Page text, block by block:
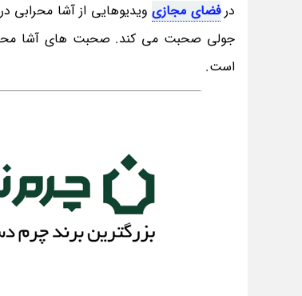
درفضای مجازی ویدیوهایی از آشا محرابی
جولی صحبت می کند. صحبت های آشا
است.